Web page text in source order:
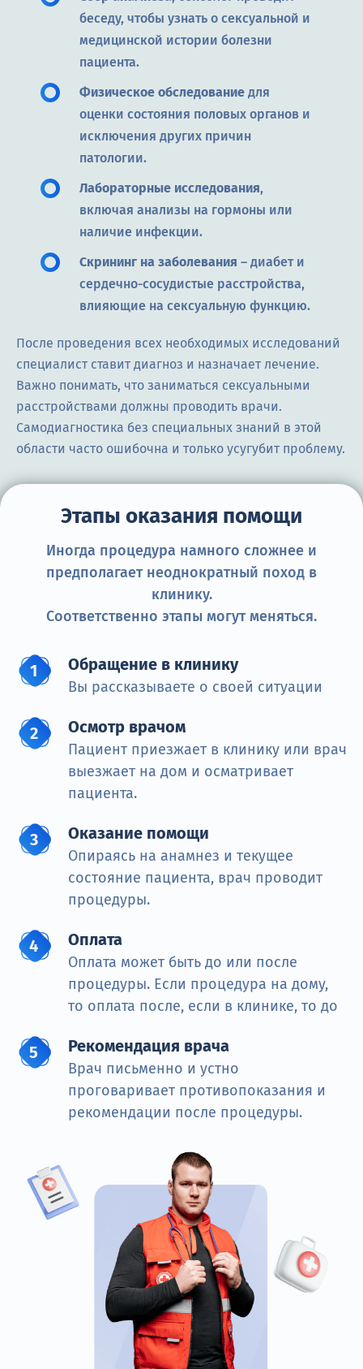
беседу, чтобы узнать о сексуальной и
медицинской истории болезни
пациента.
Физическое обследование для
оценки состояния половых органов и
исключения других причин
патологии.
Лабораторные исследования,
включая анализы на гормоны или
наличие инфекции.
Скрининг на заболевания – диабет и
сердечно-сосудистые расстройства,
влияющие на сексуальную функцию.
После проведения всех необходимых исследований
специалист ставит диагноз и назначает лечение.
Важно понимать, что заниматься сексуальными
расстройствами должны проводить врачи.
Самодиагностика без специальных знаний в этой
области часто ошибочна и только усугубит проблему.
Этапы оказания помощи
Иногда процедура намного сложнее и
предполагает неоднократный поход в
клинику.
Соответственно этапы могут меняться.
Обращение в клинику
Вы рассказываете о своей ситуации
Осмотр врачом
Пациент приезжает в клинику или врач
выезжает на дом и осматривает
пациента.
Оказание помощи
Опираясь на анамнез и текущее
состояние пациента, врач проводит
процедуры.
Оплата
Оплата может быть до или после
процедуры. Если процедура на дому,
то оплата после, если в клинике, то до
Рекомендация врача
Врач письменно и устно
проговаривает противопоказания и
рекомендации после процедуры.